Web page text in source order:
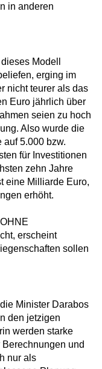
in anderen
Modell
erging im
nicht teurer als das
Euro jährlich über
seien zu hoch
Also wurde die
auf 5.000 bzw.
für Investitionen
zehn Jahre
eine Milliarde Euro,
erhöht.
erscheint
sollen
Minister Darabos
den jetzigen
werden starke
und
nur als